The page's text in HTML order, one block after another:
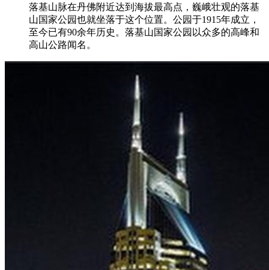
落基山脉在丹佛附近达到海拔最高点，巍峨壮观的落基
山国家公园也就坐落于这个位置。公园于1915年成立，
至今已有90余年历史。落基山国家公园以众多的高峰和
高山公路闻名。